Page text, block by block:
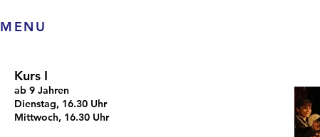
MENU
Kurs I
ab 9 Jahren
Dienstag, 16.30 Uhr
Mittwoch, 16.30 Uhr